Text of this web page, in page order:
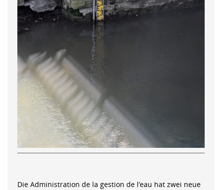
Die Administration de la gestion de l’eau hat zwei neue